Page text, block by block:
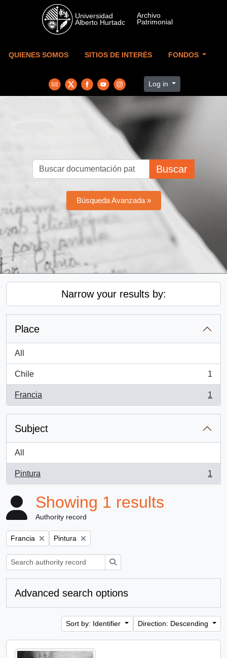
Skip to main content
QUIENES SOMOS SITIOS DE INTERÉS FONDOS
Log in
Buscar
Búsqueda Avanzada »
Narrow your results by:
Place
All
Chile
, 1 results
1
Francia
, 1 results
1
Subject
All
Pintura
, 1 results
1
Showing 1 results
Authority record
Remove filter:
Francia Remove filter:
Pintura
Advanced search options
Sort by: Identifier Direction: Descending